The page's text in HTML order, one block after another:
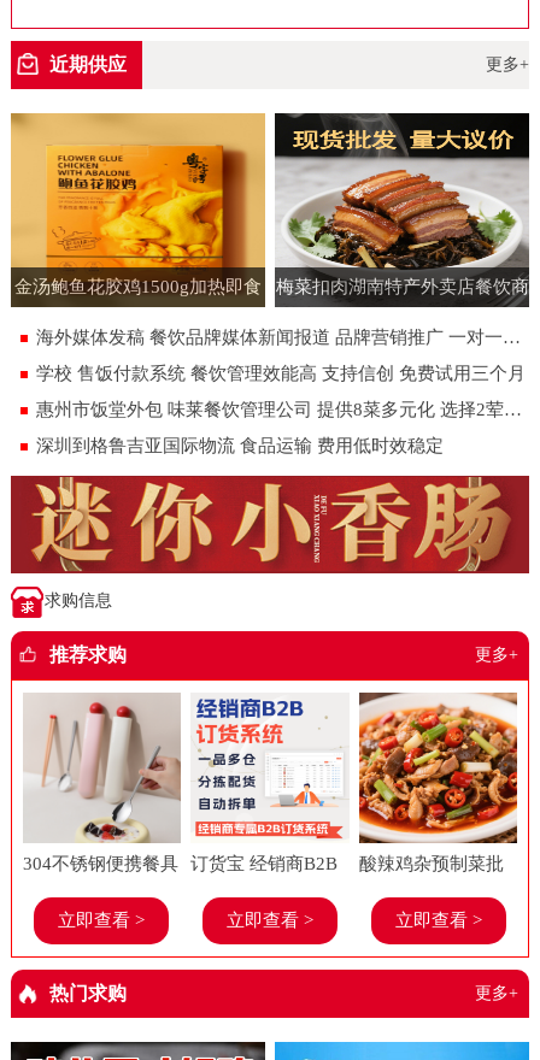
近期供应 更多+
金汤鲍鱼花胶鸡1500g加热即食
速食半成品预制菜批发花胶鸡大
盆菜
梅菜扣肉湖南特产外卖店餐饮商
用批发虎皮扣肉饭店即食预制菜
180g
海外媒体发稿 餐饮品牌媒体新闻报道 品牌营销推广 一对一专人服务
学校 售饭付款系统 餐饮管理效能高 支持信创 免费试用三个月
惠州市饭堂外包 味莱餐饮管理公司 提供8菜多元化 选择2荤1素汤米饭
深圳到格鲁吉亚国际物流 食品运输 费用低时效稳定
求购信息
推荐求购 更多+
304不锈钢便携餐具
套装上班族学生糖
果多巴胺勺子筷子
餐具两件套
立即查看 >
订货宝 经销商B2B
订货系统 食品进销
存软件 餐饮 管理系
立即查看 >
酸辣鸡杂预制菜批
发美味春工厂老牌
子饭店餐饮店商用
立即查看 >
热门求购 更多+